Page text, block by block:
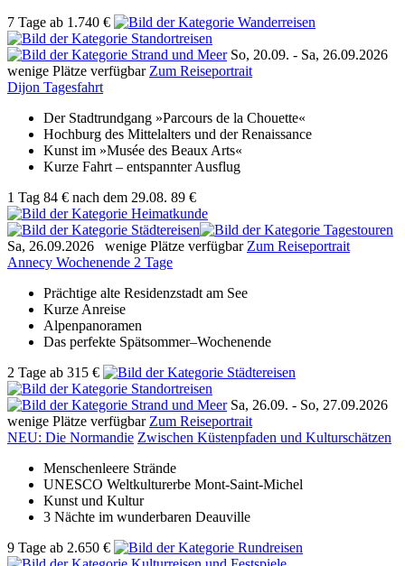
7 Tage ab 1.740 €
So, 20.09. - Sa, 26.09.2026
wenige Plätze verfügbar Zum Reiseportrait
Dijon Tagesfahrt
Der Stadtrundgang »Parcours de la Chouette«
Hochburg des Mittelalters und der Renaissance
Kunst im »Musée des Beaux Arts«
Kurze Fahrt – entspannter Ausflug
1 Tag 84 € nach dem 29.08. 89 €
Sa, 26.09.2026 wenige Plätze verfügbar Zum Reiseportrait
Annecy Wochenende 2 Tage
Prächtige alte Residenzstadt am See
Kurze Anreise
Alpenpanoramen
Das perfekte Spätsommer–Wochenende
2 Tage ab 315 €
Sa, 26.09. - So, 27.09.2026
wenige Plätze verfügbar Zum Reiseportrait
NEU: Die Normandie Zwischen Küstenpfaden und Kulturschätzen
Menschenleere Strände
UNESCO Weltkulturerbe Mont-Saint-Michel
Kunst und Kultur
3 Nächte im wunderbaren Deauville
9 Tage ab 2.650 €